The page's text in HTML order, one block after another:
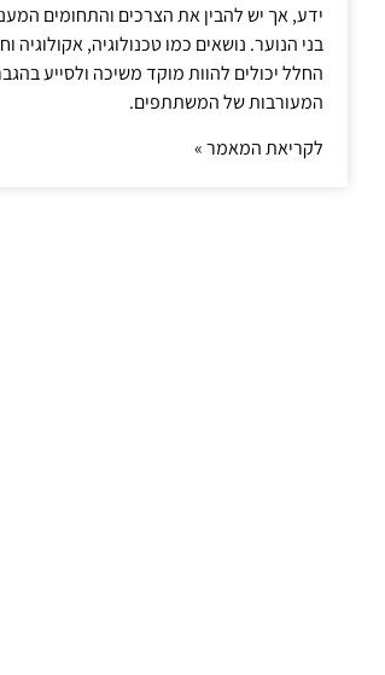
ידע, אך יש להבין את הצרכים והתחומים
בני הנוער. נושאים כמו טכנולוגיה, אקולוגיה
החלל יכולים להוות מוקד משיכה ולסייע
המעורבות של המשתתפים.
לקריאת המאמר »